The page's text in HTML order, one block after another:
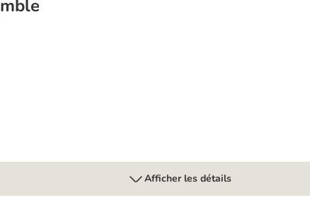
Afficher les détails